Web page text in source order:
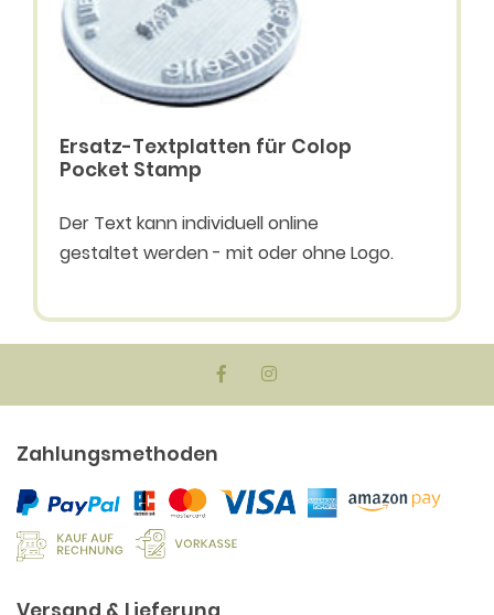
Ersatz-Textplatten für Colop
Pocket Stamp
Der Text kann individuell online
gestaltet werden - mit oder ohne Logo.
Zahlungsmethoden